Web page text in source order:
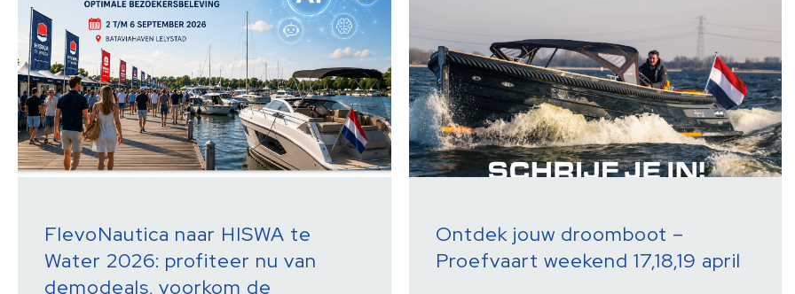
FlevoNautica naar HISWA te
Water 2026: profiteer nu van
demodeals, voorkom de
Ontdek jouw droomboot –
Proefvaart weekend 17,18,19 april